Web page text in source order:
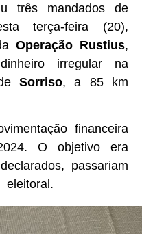
três mandados de
terça-feira (20),
Operação Rustius,
irregular na
deSorriso, a 85 km
financeira
O objetivo era
passariam
eleitoral.